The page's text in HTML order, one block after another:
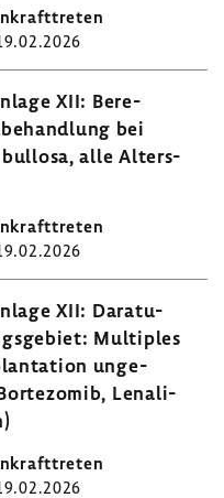
XII: Bere­
bei
bullosa, alle Alters­
XII: Dara­tu­
Multi­ples
unge­
Lena­li­